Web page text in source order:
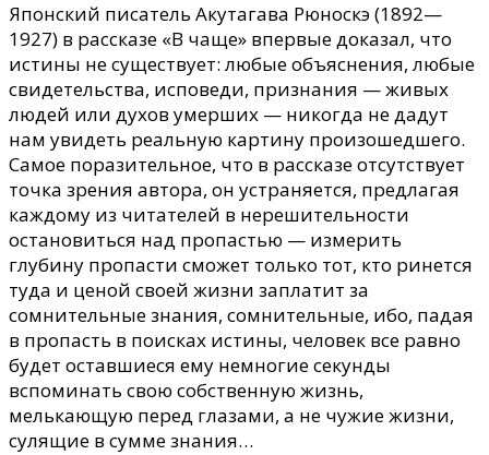
Японский писатель Акутагава Рюноскэ (1892—
1927) в рассказе «В чаще» впервые доказал, что
истины не существует: любые объяснения, любые
свидетельства, исповеди, признания — живых
людей или духов умерших — никогда не дадут
нам увидеть реальную картину произошедшего.
Самое поразительное, что в рассказе отсутствует
точка зрения автора, он устраняется, предлагая
каждому из читателей в нерешительности
остановиться над пропастью — измерить
глубину пропасти сможет только тот, кто ринется
туда и ценой своей жизни заплатит за
сомнительные знания, сомнительные, ибо, падая
в пропасть в поисках истины, человек все равно
будет оставшиеся ему немногие секунды
вспоминать свою собственную жизнь,
мелькающую перед глазами, а не чужие жизни,
сулящие в сумме знания…